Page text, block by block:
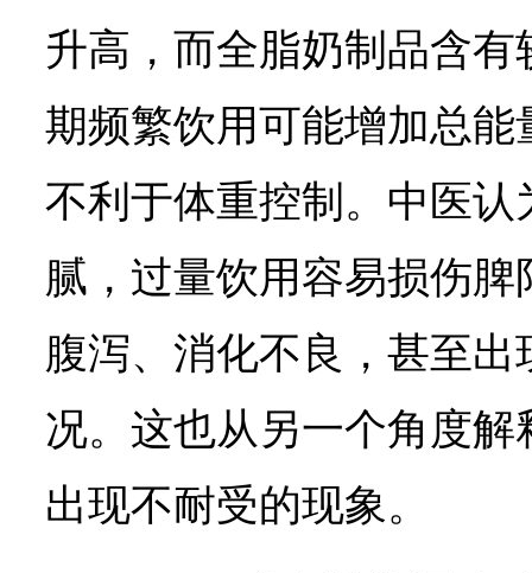
升高，而全脂奶制品含
期频繁饮用可能增加总
不利于体重控制。中医
腻，过量饮用容易损伤
腹泻、消化不良，甚至
况。这也从另一个角度
出现不耐受的现象。